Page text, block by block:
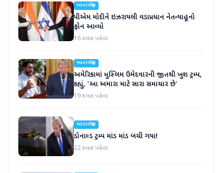
આંતરરાષ્ટ્રીય
પીએમ મોદીને ઇઝરાયલી વડાપ્રધાન નેતન્યાહૂનો
ફોન આવ્યો
16 કલાક પહેલા
આંતરરાષ્ટ્રીય
અમેરિકામાં મુસ્લિમ ઉમેદવારની જીતથી ખુશ ટ્રમ્પ,
કહ્યું, 'આ અમારા માટે સારા સમાચાર છે'
19 કલાક પહેલા
આંતરરાષ્ટ્રીય
ડોનાલ્ડ ટ્રમ્પ માંડ માંડ બચી ગયા!
22 કલાક પહેલા